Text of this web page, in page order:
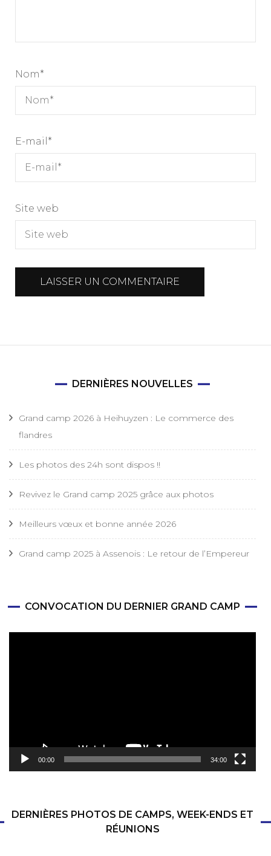
Nom*
E-mail *
Site web
DERNIÈRES NOUVELLES
Grand camp 2026 à Heihuyzen : Le commerce des
flandres
Les photos des 24h sont dispos !!
Revivez le Grand camp 2025 grâce aux photos
Meilleurs vœux et bonne année 2026
Grand camp 2025 à Assenois : Le retour de l’Empereur
CONVOCATION DU DERNIER GRAND CAMP
00:00 34:00
DERNIÈRES PHOTOS DE CAMPS, WEEK-ENDS ET
RÉUNIONS